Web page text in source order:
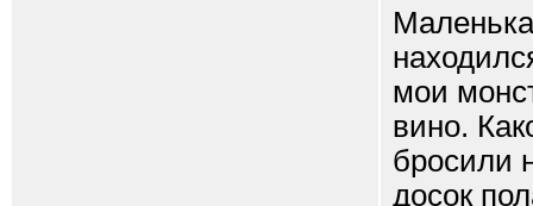
мои
вино.
бросили
досок